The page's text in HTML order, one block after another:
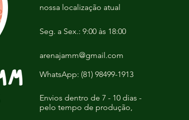
nossa localização atual
Seg. a Sex.: 9:00 às 18:00
arenajamm@gmail.com
WhatsApp: (81) 98499-1913
Envios dentro de 7 - 10 dias -
pelo tempo de produção,